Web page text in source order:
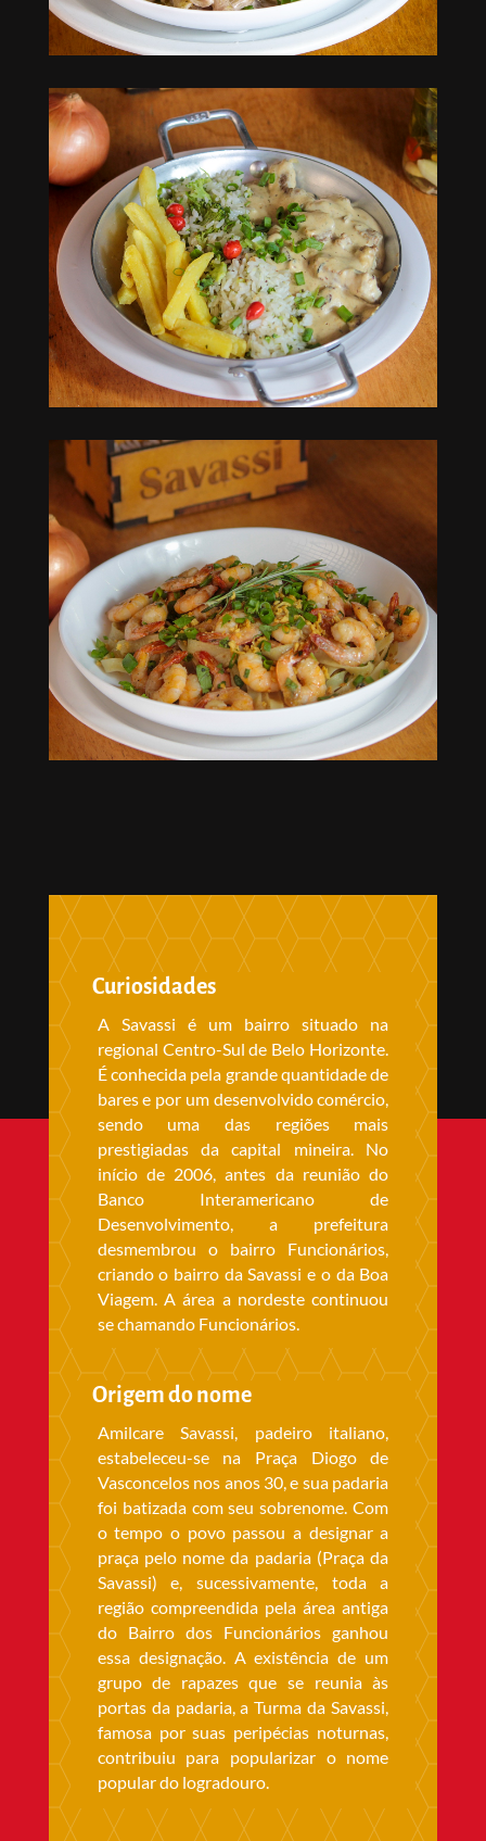
Curiosidades
A Savassi é um bairro situado na
regional Centro-Sul de Belo Horizonte.
É conhecida pela grande quantidade de
bares e por um desenvolvido comércio,
sendo uma das regiões mais
prestigiadas da capital mineira. No
início de 2006, antes da reunião do
Banco Interamericano de
Desenvolvimento, a prefeitura
desmembrou o bairro Funcionários,
criando o bairro da Savassi e o da Boa
Viagem. A área a nordeste continuou
se chamando Funcionários.
Origem do nome
Amilcare Savassi, padeiro italiano,
estabeleceu-se na Praça Diogo de
Vasconcelos nos anos 30, e sua padaria
foi batizada com seu sobrenome. Com
o tempo o povo passou a designar a
praça pelo nome da padaria (Praça da
Savassi) e, sucessivamente, toda a
região compreendida pela área antiga
do Bairro dos Funcionários ganhou
essa designação. A existência de um
grupo de rapazes que se reunia às
portas da padaria, a Turma da Savassi,
famosa por suas peripécias noturnas,
contribuiu para popularizar o nome
popular do logradouro.